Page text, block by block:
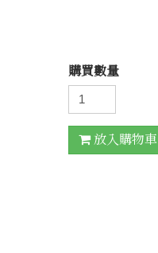
購買數量
放入購物車